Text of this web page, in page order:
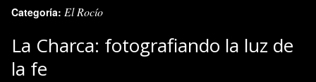
Categoría: El Rocío
La Charca: fotografiando la luz de
la fe